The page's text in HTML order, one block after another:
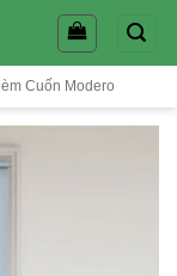
Cuốn Modero